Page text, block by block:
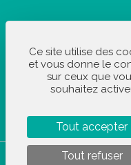
STOCKETIK ©
Ce site utilise des
et vous donne le
sur ceux que
souhaitez
Tout accepter
Tout refuser